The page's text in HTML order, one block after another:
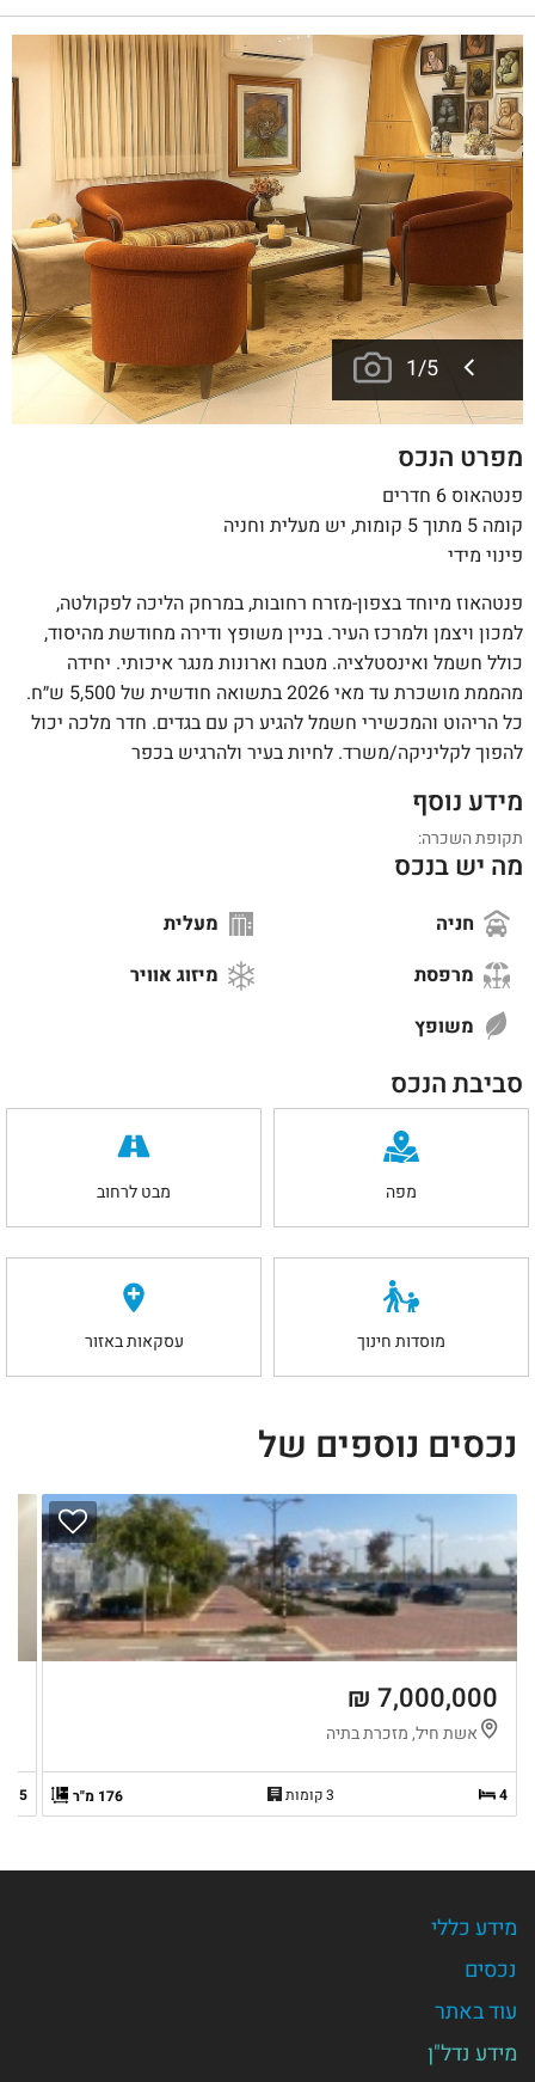
1/5
מפרט הנכס
פנטהאוס 6 חדרים
קומה 5 מתוך 5 קומות, יש מעלית וחניה
פינוי מידי
פנטהאוז מיוחד בצפון-מזרח רחובות, במרחק הליכה לפקולטה,
למכון ויצמן ולמרכז העיר. בניין משופץ ודירה מחודשת מהיסוד,
כולל חשמל ואינסטלציה. מטבח וארונות מנגר איכותי. יחידה
מהממת מושכרת עד מאי 2026 בתשואה חודשית של 5,500 ש״ח.
כל הריהוט והמכשירי חשמל להגיע רק עם בגדים. חדר מלכה יכול
להפוך לקליניקה/משרד. לחיות בעיר ולהרגיש בכפר
מידע נוסף
תקופת השכרה:
מה יש בנכס
חניה
מעלית
מרפסת
מיזוג אוויר
משופץ
סביבת הנכס
מפה מבט לרחוב
מוסדות חינוך עסקאות באזור
נכסים נוספים של
7,000,000 ₪
אשת חיל, מזכרת בתיה
4 3 קומות 176 מ"ר 5
מידע כללי
נכסים
עוד באתר
מידע נדל"ן